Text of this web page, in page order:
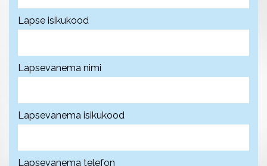
Lapse isikukood
Lapsevanema nimi
Lapsevanema isikukood
Lapsevanema telefon